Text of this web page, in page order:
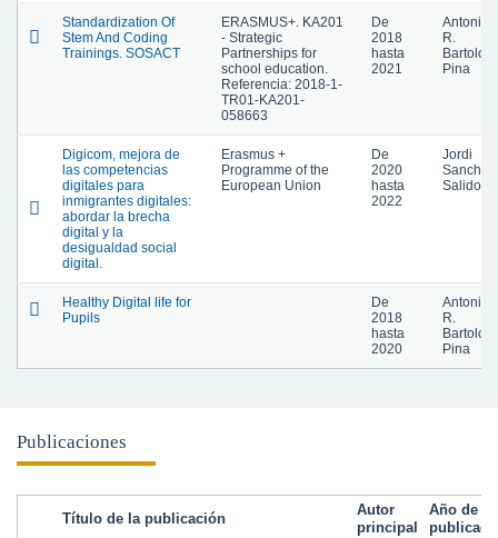
Standardization Of
Stem And Coding
Trainings. SOSACT
ERASMUS+. KA201
- Strategic
Partnerships for
school education.
Referencia: 2018-1-
TR01-KA201-
058663
De
2018
hasta
2021
Antonio
R.
Pina
Digicom, mejora de
las competencias
digitales para
inmigrantes digitales:
abordar la brecha
digital y la
desigualdad social
digital.
Erasmus +
Programme of the
European Union
De
2020
hasta
2022
Jordi
Sancho
Salido
Healthy Digital life for
Pupils
De
2018
hasta
2020
Antonio
R.
Pina
Publicaciones
Título de la publicación
Autor
principal
Año de